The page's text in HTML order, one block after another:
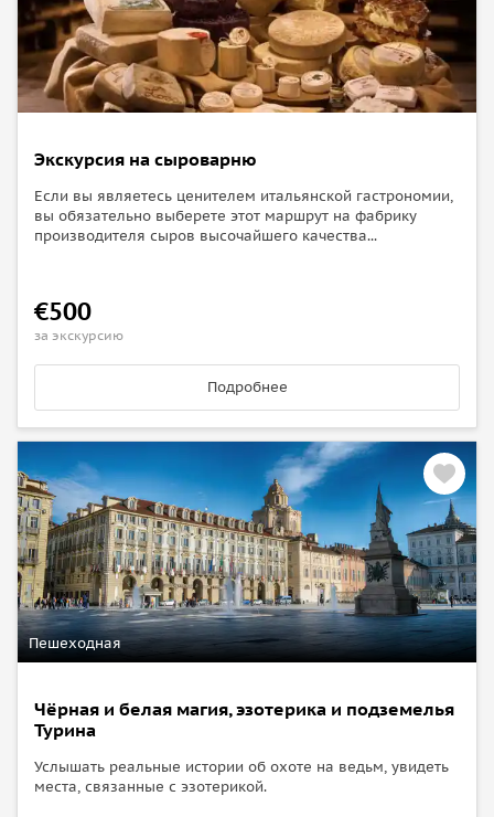
Экскурсия на сыроварню
Если вы являетесь ценителем итальянской гастрономии,
вы обязательно выберете этот маршрут на фабрику
производителя сыров высочайшего качества...
€500
за экскурсию
Подробнее
Пешеходная
Чёрная и белая магия, эзотерика и подземелья
Турина
Услышать реальные истории об охоте на ведьм, увидеть
места, связанные с эзотерикой.